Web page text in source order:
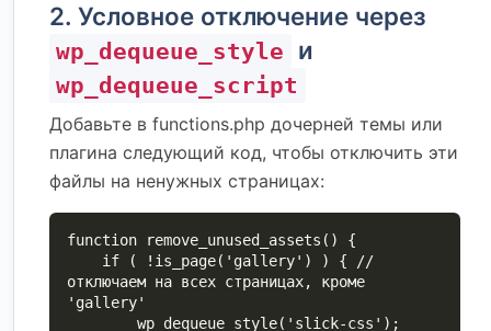
2. Условное отключение через
wp_dequeue_style и
wp_dequeue_script
Добавьте в functions.php дочерней темы или
плагина следующий код, чтобы отключить эти
файлы на ненужных страницах:
function remove_unused_assets() {
отключаем на всех страницах, кроме
'gallery'